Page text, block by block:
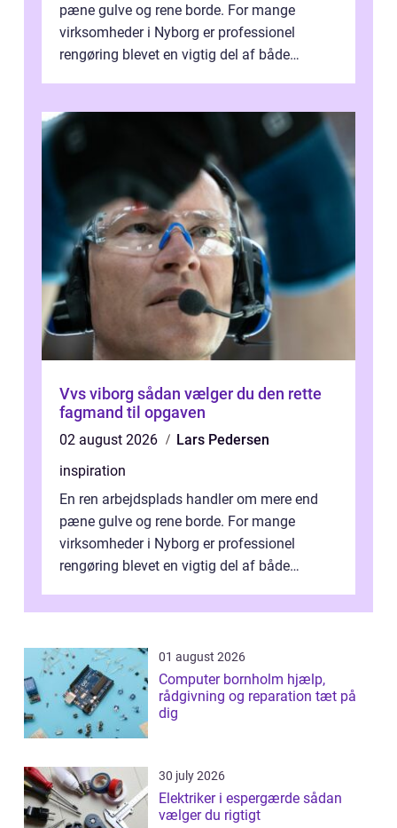
pæne gulve og rene borde. For mange
virksomheder i Nyborg er professionel
rengøring blevet en vigtig del af både
Vvs viborg sådan vælger du den rette
fagmand til opgaven
02 august 2026
Lars Pedersen
inspiration
En ren arbejdsplads handler om mere end
pæne gulve og rene borde. For mange
virksomheder i Nyborg er professionel
rengøring blevet en vigtig del af både
samlede ...
01 august 2026
Computer bornholm hjælp,
rådgivning og reparation tæt på
dig
30 july 2026
Elektriker i espergærde sådan
vælger du rigtigt